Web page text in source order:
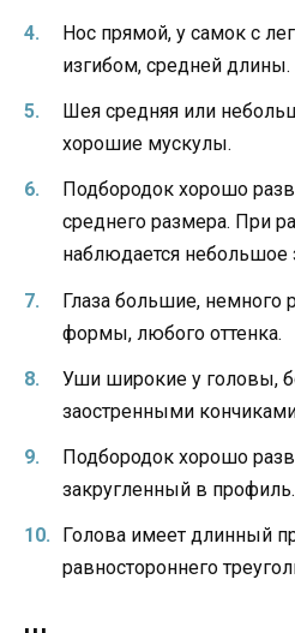
Нос прямой, у самок с
изгибом, средней длины.
Шея средняя или
хорошие мускулы.
Подбородок хорошо
среднего размера. При
наблюдается небольшое
Глаза большие, немного
формы, любого оттенка.
Уши широкие у головы,
заостренными
Подбородок хорошо
закругленный в профиль.
Голова имеет длинный
равностороннего